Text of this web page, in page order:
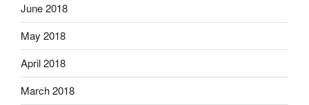
June 2018
May 2018
April 2018
March 2018